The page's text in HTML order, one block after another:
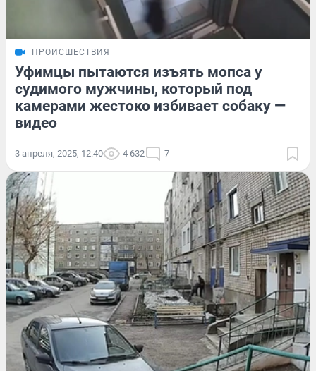
ПРОИСШЕСТВИЯ
Уфимцы пытаются изъять мопса у
судимого мужчины, который под
камерами жестоко избивает собаку —
видео
3 апреля, 2025, 12:40 4 632 7